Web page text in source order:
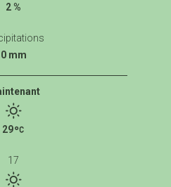
2 %
0 mm
29
17